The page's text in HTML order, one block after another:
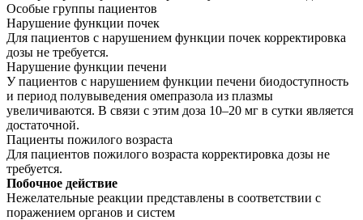
Особые группы пациентов
Нарушение функции почек
Для пациентов с нарушением функции почек корректировка
дозы не требуется.
Нарушение функции печени
У пациентов с нарушением функции печени биодоступность
и период полувыведения омепразола из плазмы
увеличиваются. В связи с этим доза 10–20 мг в сутки является
достаточной.
Пациенты пожилого возраста
Для пациентов пожилого возраста корректировка дозы не
требуется.
Побочное действие
Нежелательные реакции представлены в соответствии с
поражением органов и систем